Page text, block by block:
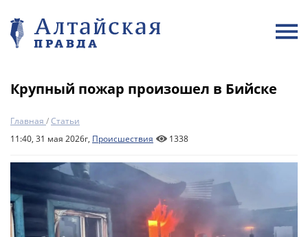
Крупный пожар произошел в Бийске
Главная /Статьи
11:40, 31 мая 2026г, Происшествия 1338